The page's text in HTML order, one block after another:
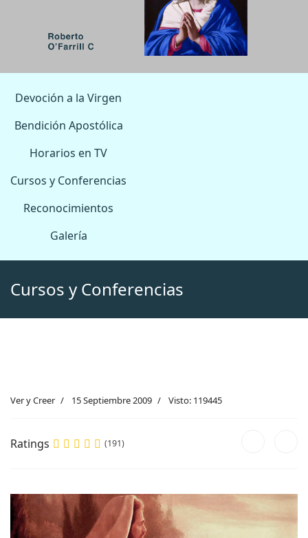
Devoción a la Virgen
Bendición Apostólica
Horarios en TV
Cursos y Conferencias
Reconocimientos
Galería
Cursos y Conferencias
Ver y Creer 15 Septiembre 2009 Visto: 119445
Ratings (191)